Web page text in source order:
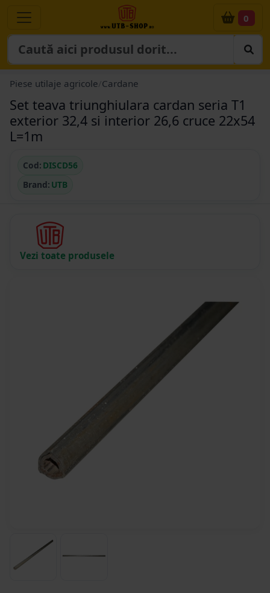
0
Piese utilaje agricole Cardane
Set teava triunghiulara cardan seria T1
exterior 32,4 si interior 26,6 cruce 22x54
L=1m
Cod: DISCD56
Brand: UTB
Vezi toate produsele